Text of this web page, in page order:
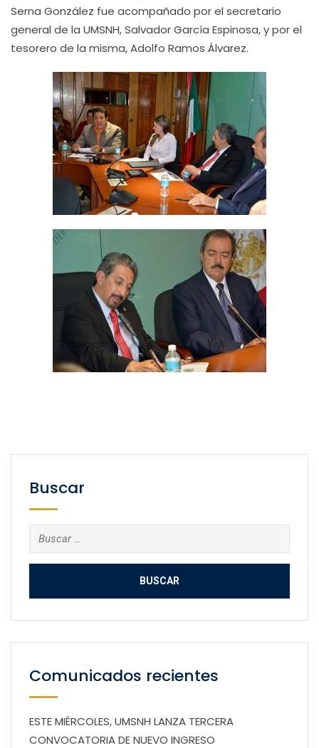
Serna González fue acompañado por el secretario
general de la UMSNH, Salvador García Espinosa, y por el
tesorero de la misma, Adolfo Ramos Álvarez.
Buscar
Buscar:
Comunicados recientes
ESTE MIÉRCOLES, UMSNH LANZA TERCERA
CONVOCATORIA DE NUEVO INGRESO